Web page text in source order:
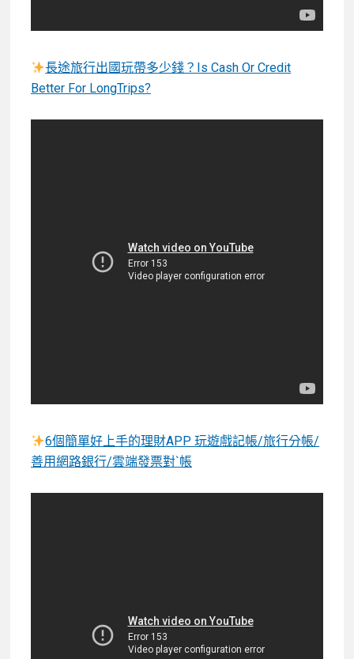
長途旅行出國玩帶多少錢？Is Cash Or Credit
Better For LongTrips?
6個簡單好上手的理財APP 玩遊戲記帳/旅行分帳/
善用網路銀行/雲端發票對`帳